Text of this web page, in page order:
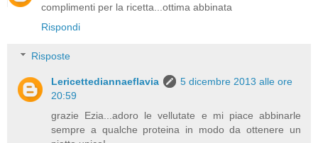
complimenti per la ricetta...ottima abbinata
Rispondi
Risposte
Lericettediannaeflavia
5 dicembre 2013 alle ore
20:59
grazie Ezia...adoro le vellutate e mi piace abbinarle
sempre a qualche proteina in modo da ottenere un